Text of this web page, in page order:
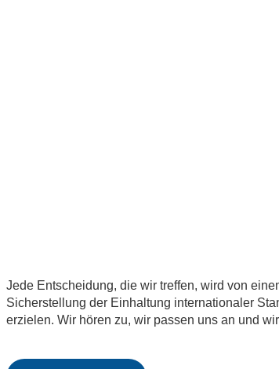
Jede Entscheidung, die wir treffen, wird von
Sicherstellung der Einhaltung internationaler
erzielen. Wir hören zu, wir passen uns an und